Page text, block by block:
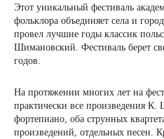
Этот уникальный фестиваль
фольклора объединяет села и
провел лучшие годы классик
Шимановский. Фестиваль берет
годов.
На протяжении многих лет на
практически все произведения К.
фортепиано, оба струнных
произведений, отдельных песен.